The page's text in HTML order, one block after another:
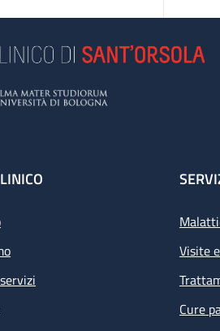
Visite
Cure